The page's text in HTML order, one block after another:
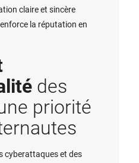
claire et sincère
la réputation en
des
priorité
cyberattaques et des